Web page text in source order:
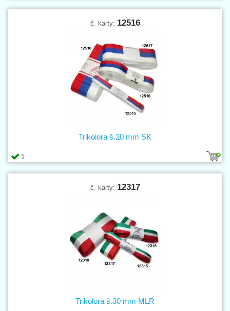
č. karty: 12516
1
Trikolora š.20 mm SK
č. karty: 12317
Trikolora š.30 mm MLR